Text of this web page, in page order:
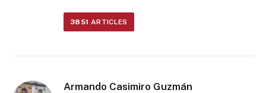
3851 ARTICLES
Armando Casimiro Guzmán